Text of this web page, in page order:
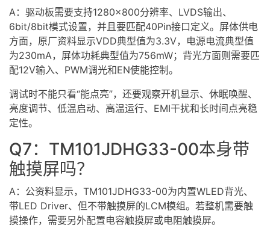
A：驱动板需要支持1280×800分辨率、LVDS输出、
6bit/8bit模式设置，并且要匹配40Pin接口定义。屏体供电
方面，原厂资料显示VDD典型值为3.3V，电源电流典型值
为230mA，屏体功耗典型值为756mW；背光方面则需要匹
配12V输入、PWM调光和EN使能控制。
调试时不能只看“能点亮”，还要观察开机显示、休眠唤醒、
亮度调节、低温启动、高温运行、EMI干扰和长时间点亮稳
定性。
Q7：TM101JDHG33-00本身带
触摸屏吗？
A：公资料显示，TM101JDHG33-00为内置WLED背光、
带LED Driver、但不带触摸屏的LCM模组。若整机需要触
摸操作，需要另外配置电容触摸屏或电阻触摸屏。